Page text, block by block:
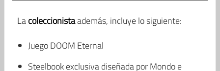
Lacoleccionistaademás, incluye lo siguiente:
Juego DOOM Eternal
Steelbook exclusiva diseñada por Mondo e